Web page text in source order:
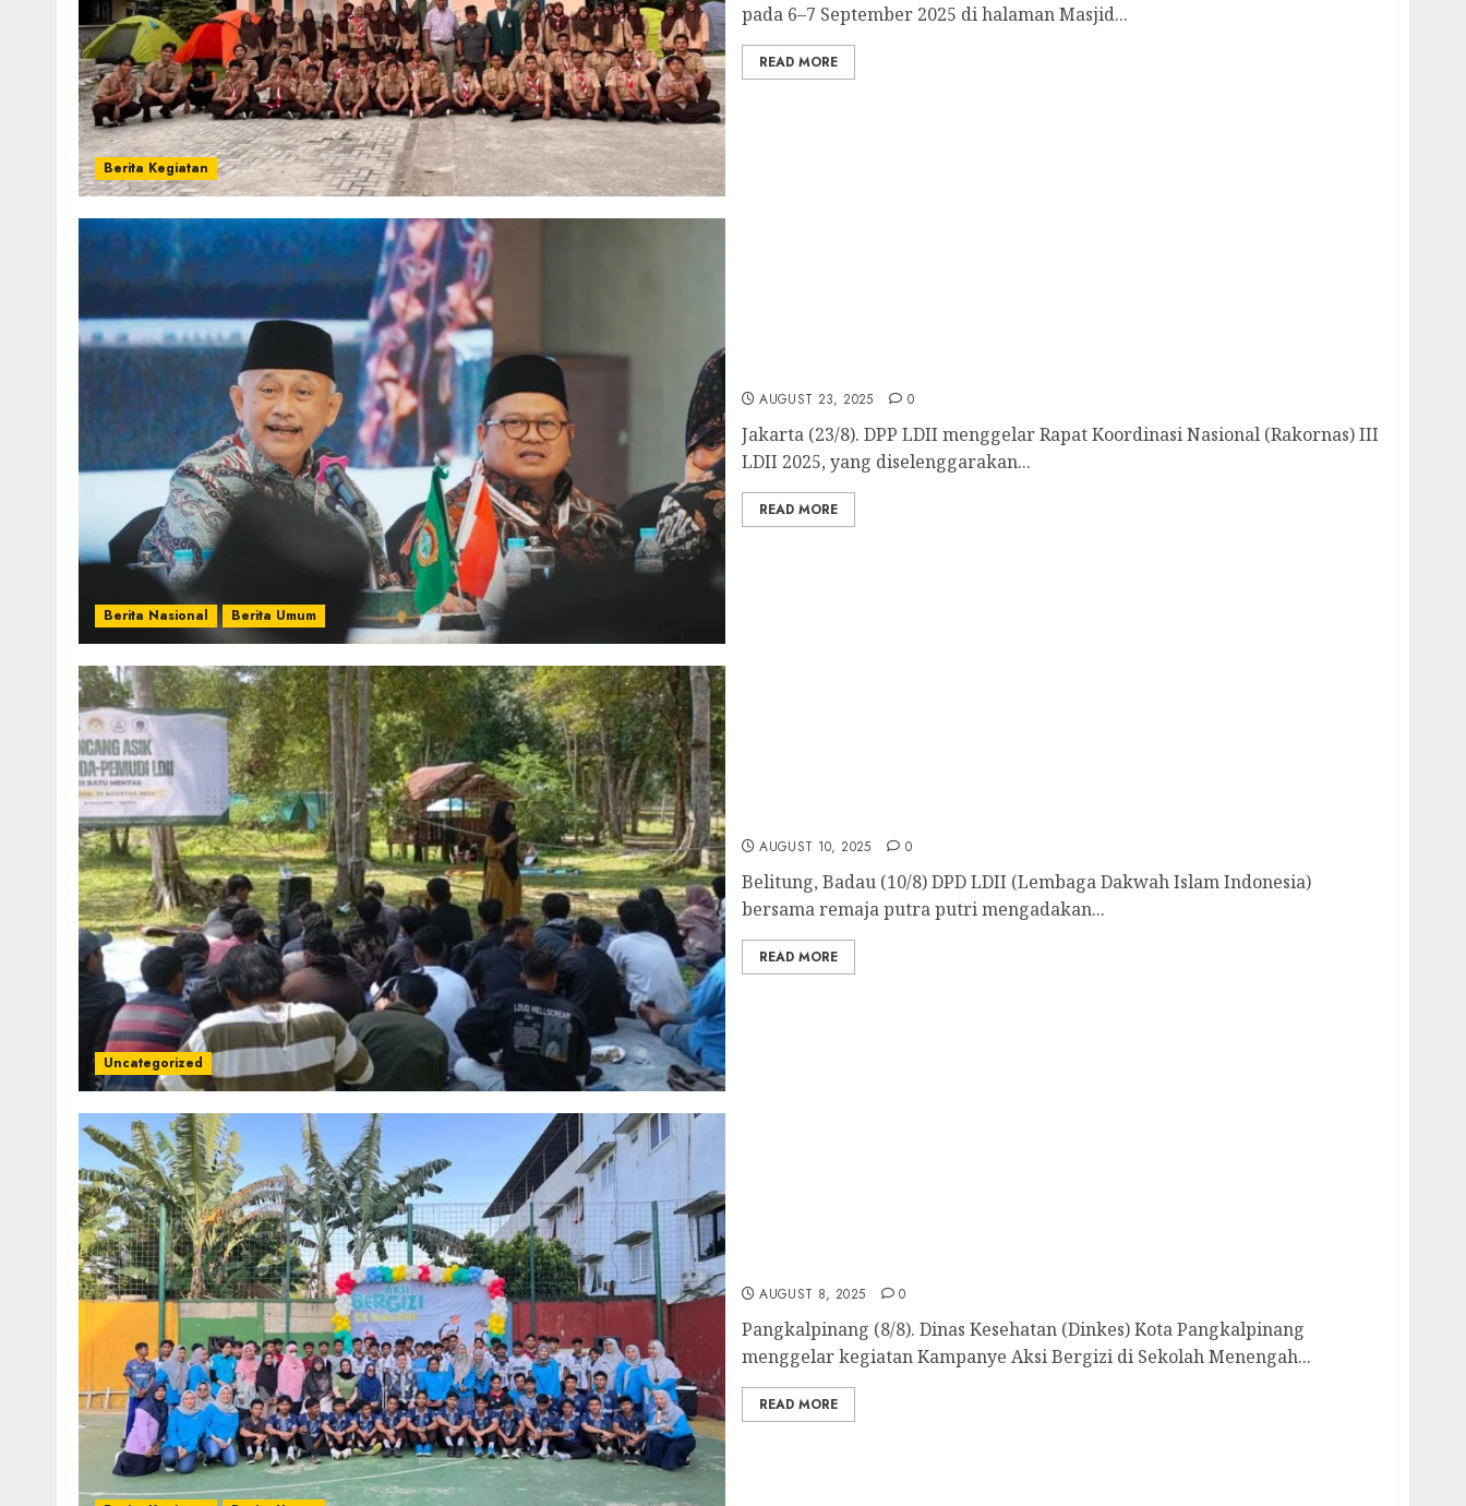
Berita Kegiatan
pada 6–7 September 2025 di halaman Masjid...
READ MORE
Berita Nasional Berita Umum
AUGUST 23, 2025 0
Jakarta (23/8). DPP LDII menggelar Rapat Koordinasi Nasional (Rakornas) III
LDII 2025, yang diselenggarakan...
READ MORE
Uncategorized
AUGUST 10, 2025 0
Belitung, Badau (10/8) DPD LDII (Lembaga Dakwah Islam Indonesia)
bersama remaja putra putri mengadakan...
READ MORE
AUGUST 8, 2025 0
Pangkalpinang (8/8). Dinas Kesehatan (Dinkes) Kota Pangkalpinang
menggelar kegiatan Kampanye Aksi Bergizi di Sekolah Menengah...
READ MORE